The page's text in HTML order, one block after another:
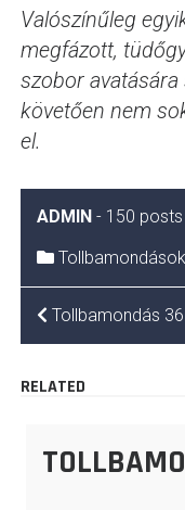
Valószínűleg
megfázott,
szobor
követően nem
el.
ADMIN- 150 posts
Tollbamondások
BEJEGYZÉS
Tollbamondás
RELATED